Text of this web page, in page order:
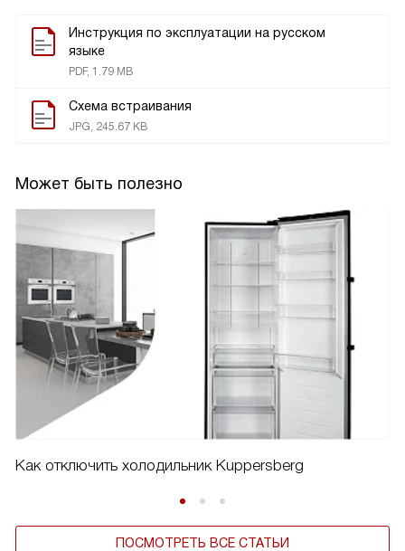
Инструкция по эксплуатации на русском
языке
PDF, 1.79 MB
Схема встраивания
JPG, 245.67 KB
Может быть полезно
Как отключить холодильник Kuppersberg
ПОСМОТРЕТЬ ВСЕ СТАТЬИ